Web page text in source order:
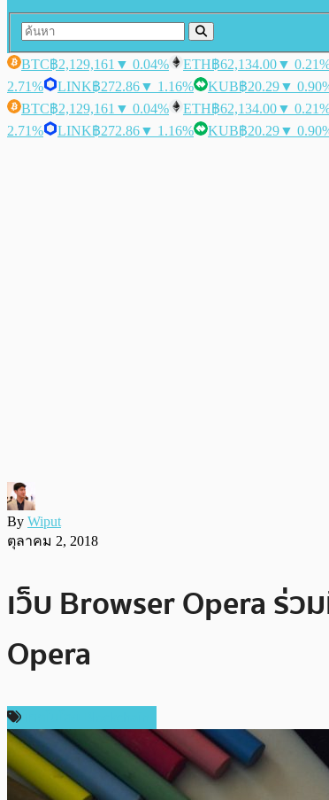
BTC฿2,129,161 ▼ 0.04% ETH฿62,134.00▼
2.71%
LINK฿272.86▼ 1.16% KUB฿20.29▼
BTC฿2,129,161 ▼ 0.04% ETH฿62,134.00▼
2.71%
LINK฿272.86▼ 1.16% KUB฿20.29▼
By Wiput
ตุลาคม 2, 2018
เว็บ Browser Opera ร่
Opera